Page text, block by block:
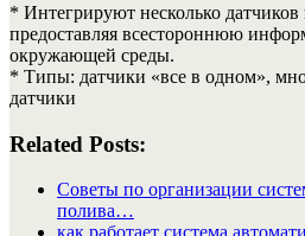
* Интегрируют несколько датчиков
предоставляя всестороннюю
окружающей среды.
* Типы: датчики «все в одном»,
датчики
Related Posts:
Советы по организации
полива…